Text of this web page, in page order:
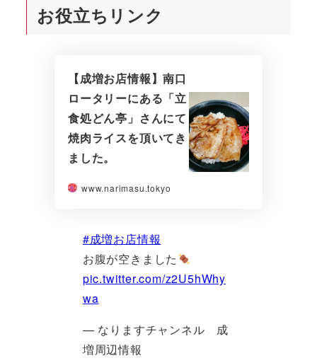
お役立ちリンク
【成増お店情報】南口
ロータリーにある「立
食処どん亭」さんにて
焼肉ライスを頂いてき
ました。
www.narimasu.tokyo
#成増お店情報
お腹が空きました
pic.twitter.com/z2U5hWhy
wa
— なりますチャンネル 成
増周辺情報